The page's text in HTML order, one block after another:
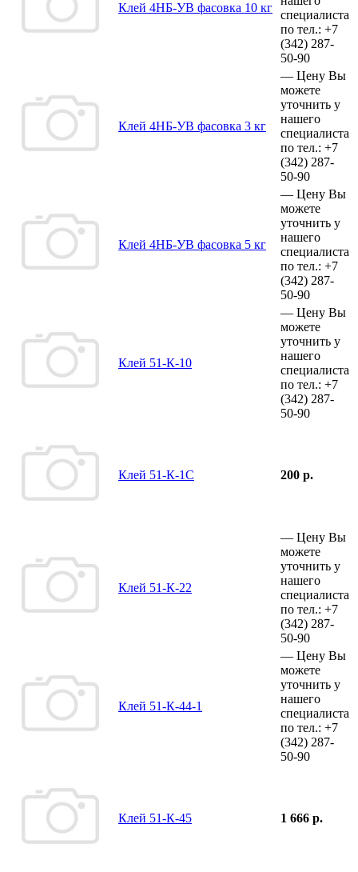
Клей 4НБ-УВ фасовка 10 кг
специалиста
по тел.: +7
(342) 287-
50-90
Клей 4НБ-УВ фасовка 3 кг
— Цену Вы
можете
уточнить у
нашего
специалиста
по тел.: +7
(342) 287-
50-90
Клей 4НБ-УВ фасовка 5 кг
— Цену Вы
можете
уточнить у
нашего
специалиста
по тел.: +7
(342) 287-
50-90
Клей 51-К-10
— Цену Вы
можете
уточнить у
нашего
специалиста
по тел.: +7
(342) 287-
50-90
Клей 51-К-1С 200 р.
Клей 51-К-22
— Цену Вы
можете
уточнить у
нашего
специалиста
по тел.: +7
(342) 287-
50-90
Клей 51-К-44-1
— Цену Вы
можете
уточнить у
нашего
специалиста
по тел.: +7
(342) 287-
50-90
Клей 51-К-45 1 666 р.